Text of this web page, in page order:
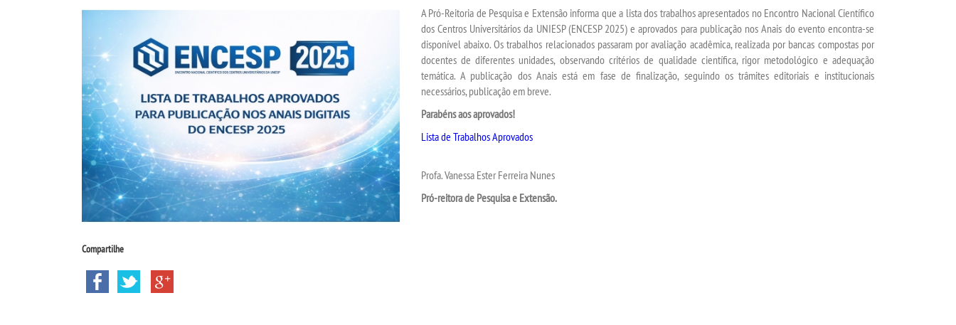
Compartilhe
A Pró-Reitoria de Pesquisa e Extensão informa que a lista dos trabalhos apresentados no Encontro Nacional Científico
dos Centros Universitários da UNIESP (ENCESP 2025) e aprovados para publicação nos Anais do evento encontra-se
disponível abaixo. Os trabalhos relacionados passaram por avaliação acadêmica, realizada por bancas compostas por
docentes de diferentes unidades, observando critérios de qualidade científica, rigor metodológico e adequação
temática. A publicação dos Anais está em fase de finalização, seguindo os trâmites editoriais e institucionais
necessários, publicação em breve.
Parabéns aos aprovados!
Lista de Trabalhos Aprovados
Profa. Vanessa Ester Ferreira Nunes
Pró-reitora de Pesquisa e Extensão.